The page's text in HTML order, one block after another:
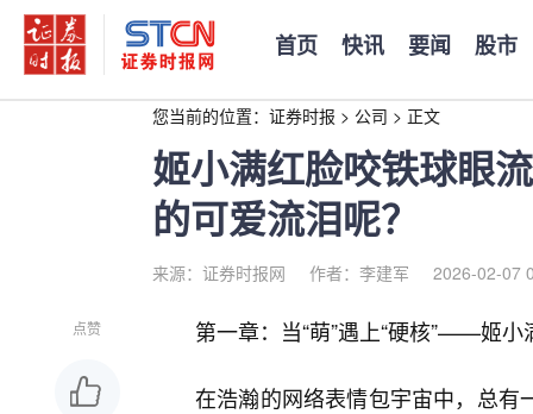
首页 快讯 要闻 股市
您当前的位置： 证券时报 > 公司 > 正文
姬小满红脸咬铁球眼
的可爱流泪呢？
来源：证券时报网 作者：李建军 2026-02-07
点赞 第一章：当“萌”遇上“硬核”——姬
在浩瀚的网络表情包宇宙中，总有